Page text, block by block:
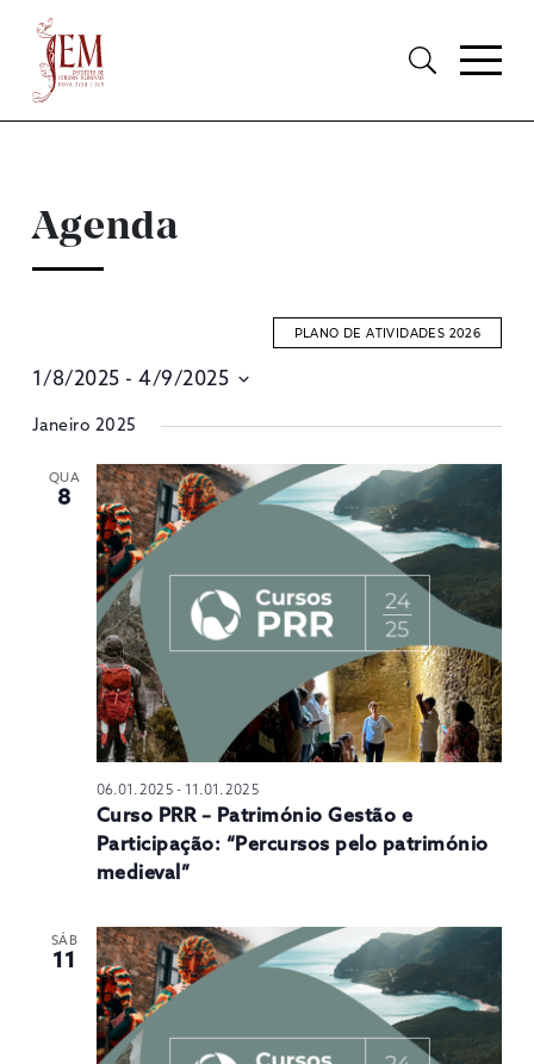
Agenda
PLANO DE ATIVIDADES 2026
1/8/2025 - 4/9/2025
data
Janeiro 2025
QUA
8
06.01.2025- 11.01.2025
Curso PRR – Património Gestão e
Participação: “Percursos pelo património
medieval”
SÁB
11